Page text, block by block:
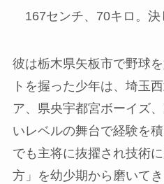
167センチ、70キロ。決
彼は栃木県矢板市で野球
トを握った少年は、埼玉
ア、県央宇都宮ボーイズ
いレベルの舞台で経験を
でも主将に抜擢され技術
方」を幼少期から磨いてき